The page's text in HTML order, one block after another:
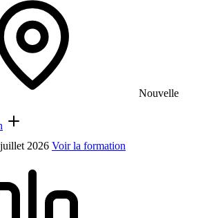
Nouvelle
2026 Voir la formation